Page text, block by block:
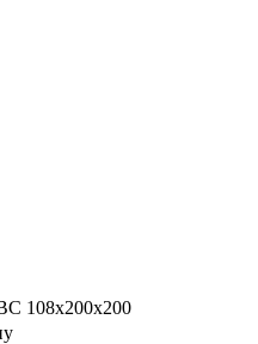
108х200х200